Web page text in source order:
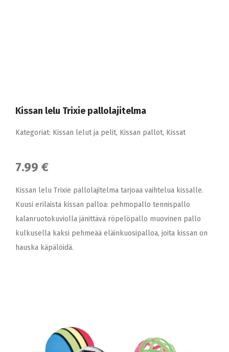
Kissan lelu Trixie pallolajitelma
Kategoriat: Kissan lelut ja pelit, Kissan pallot, Kissat
7.99 €
Kissan lelu Trixie pallolajitelma tarjoaa vaihtelua kissalle.
Kuusi erilaista kissan palloa: pehmopallo tennispallo
kalanruotokuviolla jänittävä röpelöpallo muovinen pallo
kulkusella kaksi pehmeää eläinkuosipalloa, joita kissan on
hauska käpälöidä.